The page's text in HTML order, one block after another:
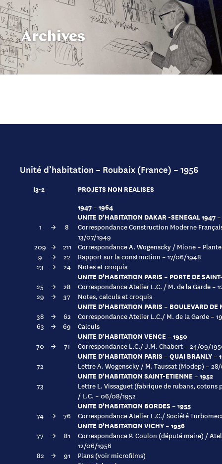
Archives
Unité d’habitation – Roubaix (France) – 1956
I3-2
PROJETS NON REALISES
1947 – 1964
UNITE D’HABITATION DAKAR -SENEGAL 1947
1 → 8
Correspondance Construction Moderne
13/07/1949
209 → 211
Correspondance A. Wogenscky / Mione –
9
→ 22
Rapport sur la construction – 17/06/1948
23
→ 24 Notes et croquis
UNITE D’HABITATION PARIS – PORTE DE
25 → 28
Correspondance Atelier L.C. / M. de la Garde –
29
→ 37 Notes, calculs et croquis
UNITE D’HABITATION PARIS – BOULEVARD
38 → 62
Correspondance Atelier L.C./ M. de la Garde –
63
→ 69 Calculs
UNITE D’HABITATION VENCE – 1950
70 → 71 Correspondance L.C./ J.M. Chabert – 24/09/
UNITE D’HABITATION PARIS – QUAI BRANLY –
72 Lettre A. Wogenscky / M. Taussat (Modep) – 28/
UNITE D’HABITATION SAINT-ETIENNE – 1952
73
Lettre L. Vissaguet (fabrique de rubans, cotons
/ L.C. – 06/08/1952
UNITE D’HABITATION BORDES – 1955
74 → 76 Correspondance Atelier L.C./ Société
UNITE D’HABITATION VICHY – 1956
77 → 81
Correspondance P. Coulon (député maire) /
12/06/1956
82
→ 91
Plans (voir microfilms)